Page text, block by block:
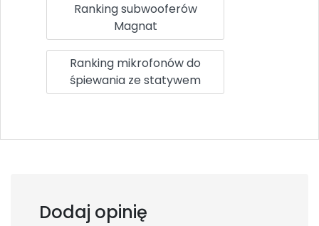
Ranking subwooferów
Magnat
Ranking mikrofonów do
śpiewania ze statywem
Dodaj opinię